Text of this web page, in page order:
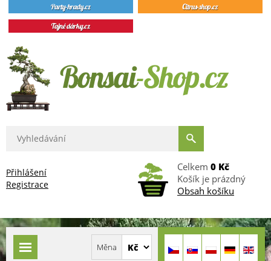
Přihlášení
Registrace
Celkem 0 Kč
Košík je prázdný
Obsah košíku